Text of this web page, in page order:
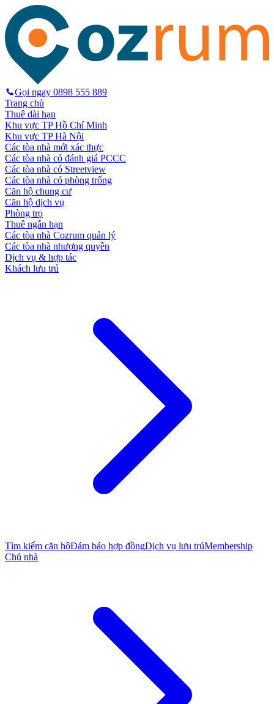
Gọi ngay 0898 555 889
Trang chủ
Thuê dài hạn
Khu vực TP Hồ Chí Minh
Khu vực TP Hà Nội
Các tòa nhà mới xác thực
Các tòa nhà có đánh giá PCCC
Các tòa nhà có Streetview
Các tòa nhà có phòng trống
Căn hộ chung cư
Căn hộ dịch vụ
Phòng trọ
Thuê ngắn hạn
Các tòa nhà Cozrum quản lý
Các tòa nhà nhượng quyền
Dịch vụ & hợp tác
Khách lưu trú
Tìm kiếm căn hộĐảm bảo hợp đồngDịch vụ lưu trúMembership
Chủ nhà